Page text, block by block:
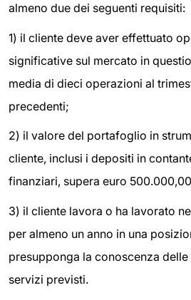
almeno due dei seguenti requisiti:
1) il cliente deve aver effettuato
significative sul mercato in
media di dieci operazioni al
precedenti;
2) il valore del portafoglio in
cliente, inclusi i depositi in
finanziari, supera euro
3) il cliente lavora o ha lavorato
per almeno un anno in una
presupponga la conoscenza
servizi previsti.